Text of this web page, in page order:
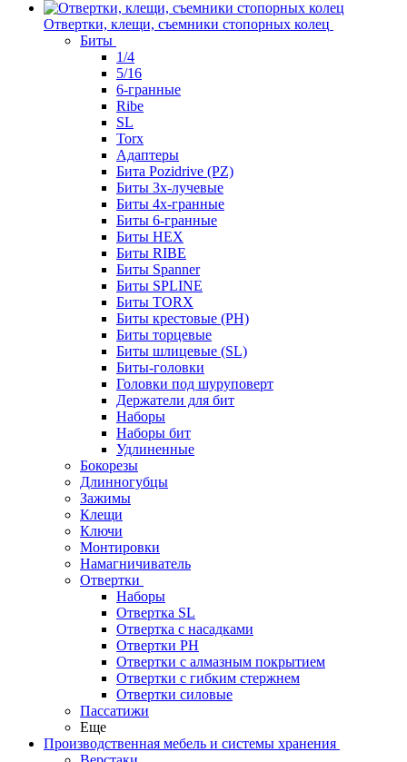
Отвертки, клещи, съемники стопорных колец
Биты
1/4
5/16
6-гранные
Ribe
SL
Torx
Адаптеры
Бита Pozidrive (PZ)
Биты 3х-лучевые
Биты 4х-гранные
Биты 6-гранные
Биты HEX
Биты RIBE
Биты Spanner
Биты SPLINE
Биты TORX
Биты крестовые (PH)
Биты торцевые
Биты шлицевые (SL)
Биты-головки
Головки под шуруповерт
Держатели для бит
Наборы
Наборы бит
Удлиненные
Бокорезы
Длинногубцы
Зажимы
Клещи
Ключи
Монтировки
Намагничиватель
Отвертки
Наборы
Отвертка SL
Отвертка с насадками
Отвертки PH
Отвертки с алмазным покрытием
Отвертки с гибким стержнем
Отвертки силовые
Пассатижи
Еще
Производственная мебель и системы хранения